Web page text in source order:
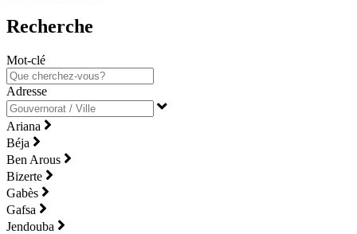
Recherche
Mot-clé
Adresse
Ariana
Béja
Ben Arous
Bizerte
Gabès
Gafsa
Jendouba